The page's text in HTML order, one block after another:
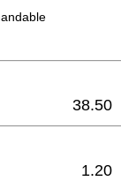
38.50
1.20